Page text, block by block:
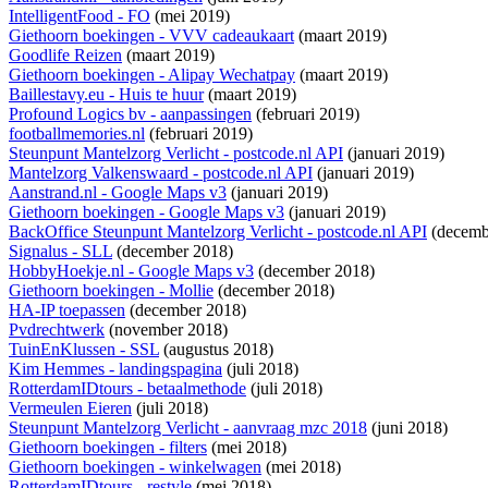
IntelligentFood - FO (mei 2019)
Giethoorn boekingen - VVV cadeaukaart(maart 2019)
Goodlife Reizen (maart 2019)
Giethoorn boekingen - Alipay Wechatpay (maart 2019)
Baillestavy.eu - Huis te huur(maart 2019)
Profound Logics bv - aanpassingen (februari 2019)
footballmemories.nl (februari 2019)
Steunpunt Mantelzorg Verlicht - postcode.nl API (januari 2019)
Mantelzorg Valkenswaard - postcode.nl API (januari 2019)
Aanstrand.nl - Google Maps v3 (januari 2019)
Giethoorn boekingen - Google Maps v3 (januari 2019)
BackOffice Steunpunt Mantelzorg Verlicht - postcode.nl API
Signalus - SLL (december 2018)
HobbyHoekje.nl - Google Maps v3 (december 2018)
Giethoorn boekingen - Mollie (december 2018)
HA-IP toepassen (december 2018)
Pvdrechtwerk (november 2018)
TuinEnKlussen - SSL (augustus 2018)
Kim Hemmes - landingspagina (juli 2018)
RotterdamIDtours - betaalmethode (juli 2018)
Vermeulen Eieren (juli 2018)
Steunpunt Mantelzorg Verlicht - aanvraag mzc 2018 (juni 2018)
Giethoorn boekingen - filters (mei 2018)
Giethoorn boekingen - winkelwagen (mei 2018)